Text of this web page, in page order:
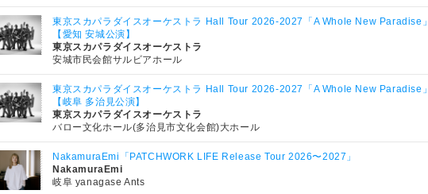
東京スカパラダイスオーケストラ Hall Tour 2026-2027「A Whole New Paradise」
【愛知 安城公演】
東京スカパラダイスオーケストラ
安城市民会館サルビアホール
東京スカパラダイスオーケストラ Hall Tour 2026-2027「A Whole New Paradise」
【岐阜 多治見公演】
東京スカパラダイスオーケストラ
バロー文化ホール(多治見市文化会館)大ホール
NakamuraEmi「PATCHWORK LIFE Release Tour 2026〜2027」
NakamuraEmi
岐阜 yanagase Ants